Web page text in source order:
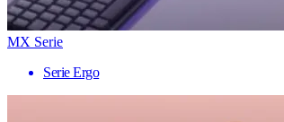
MX Serie
Serie Ergo